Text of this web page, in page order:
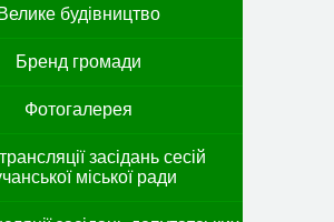
Велике будівництво
Бренд громади
Фотогалерея
засідань сесій
міської ради